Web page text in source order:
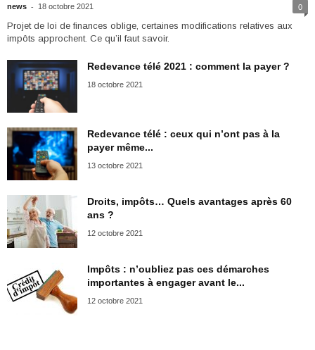
news - 18 octobre 2021 0
Projet de loi de finances oblige, certaines modifications relatives aux
impôts approchent. Ce qu’il faut savoir.
Redevance télé 2021 : comment la payer ?
18 octobre 2021
Redevance télé : ceux qui n’ont pas à la
payer même...
13 octobre 2021
Droits, impôts… Quels avantages après 60
ans ?
12 octobre 2021
Impôts : n’oubliez pas ces démarches
importantes à engager avant le...
12 octobre 2021